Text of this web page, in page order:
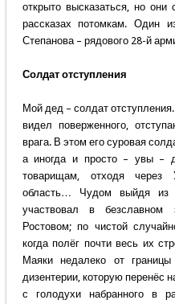
открыто высказаться, но
рассказах потомкам. Один
Степанова – рядового 28-й
Солдат отступления
Мой дед – солдат
видел поверженного,
врага. В этом его суровая
а иногда и просто – увы –
товарищам, отходя через
область… Чудом выйдя из
участвовал в безславном
Ростовом; по чистой
когда полёг почти весь их
Маяки недалеко от
дизентерии, которую перенёс
с голодухи набранного в